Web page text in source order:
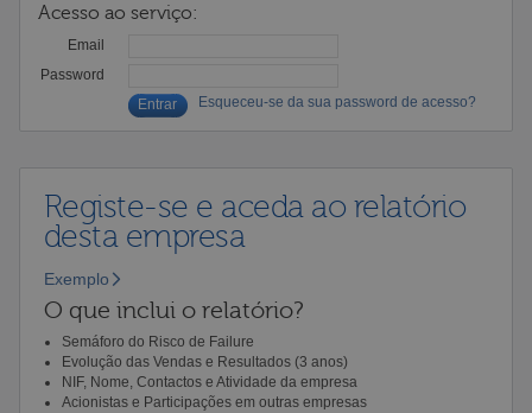
Acesso ao serviço:
Email
Password
Esqueceu-se da sua password de acesso?
Registe-se e aceda ao relatório
desta empresa
Exemplo
O que inclui o relatório?
Semáforo do Risco de Failure
Evolução das Vendas e Resultados (3 anos)
NIF, Nome, Contactos e Atividade da empresa
Acionistas e Participações em outras empresas